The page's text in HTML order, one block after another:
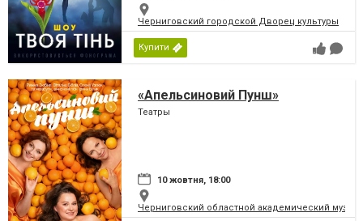
Черниговский городской Дворец культуры
Купити
«Апельсиновий Пунш»
Театры
10 жовтня, 18:00
Черниговский областной академический